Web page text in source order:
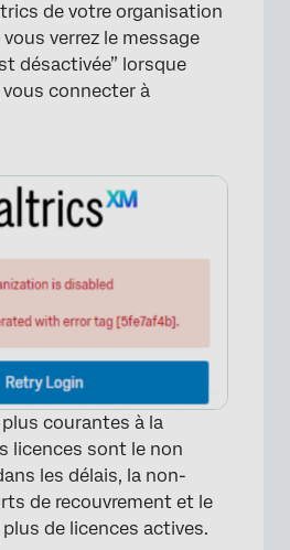
de votre organisation
verrez le message
désactivée” lorsque
connecter à
courantes à la
licences sont le non
les délais, la non-
de recouvrement et le
de licences actives.